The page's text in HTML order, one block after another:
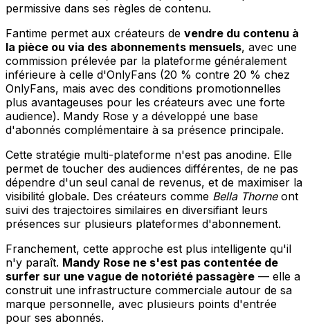
permissive dans ses règles de contenu.
Fantime permet aux créateurs de vendre du contenu à
la pièce ou via des abonnements mensuels, avec une
commission prélevée par la plateforme généralement
inférieure à celle d'OnlyFans (20 % contre 20 % chez
OnlyFans, mais avec des conditions promotionnelles
plus avantageuses pour les créateurs avec une forte
audience). Mandy Rose y a développé une base
d'abonnés complémentaire à sa présence principale.
Cette stratégie multi-plateforme n'est pas anodine. Elle
permet de toucher des audiences différentes, de ne pas
dépendre d'un seul canal de revenus, et de maximiser la
visibilité globale. Des créateurs comme Bella Thorneont
suivi des trajectoires similaires en diversifiant leurs
présences sur plusieurs plateformes d'abonnement.
Franchement, cette approche est plus intelligente qu'il
n'y paraît. Mandy Rose ne s'est pas contentée de
surfer sur une vague de notoriété passagère — elle a
construit une infrastructure commerciale autour de sa
marque personnelle, avec plusieurs points d'entrée
pour ses abonnés.